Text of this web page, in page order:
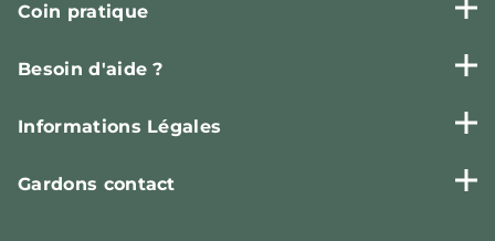
Coin pratique
Besoin d'aide ?
Informations Légales
Gardons contact